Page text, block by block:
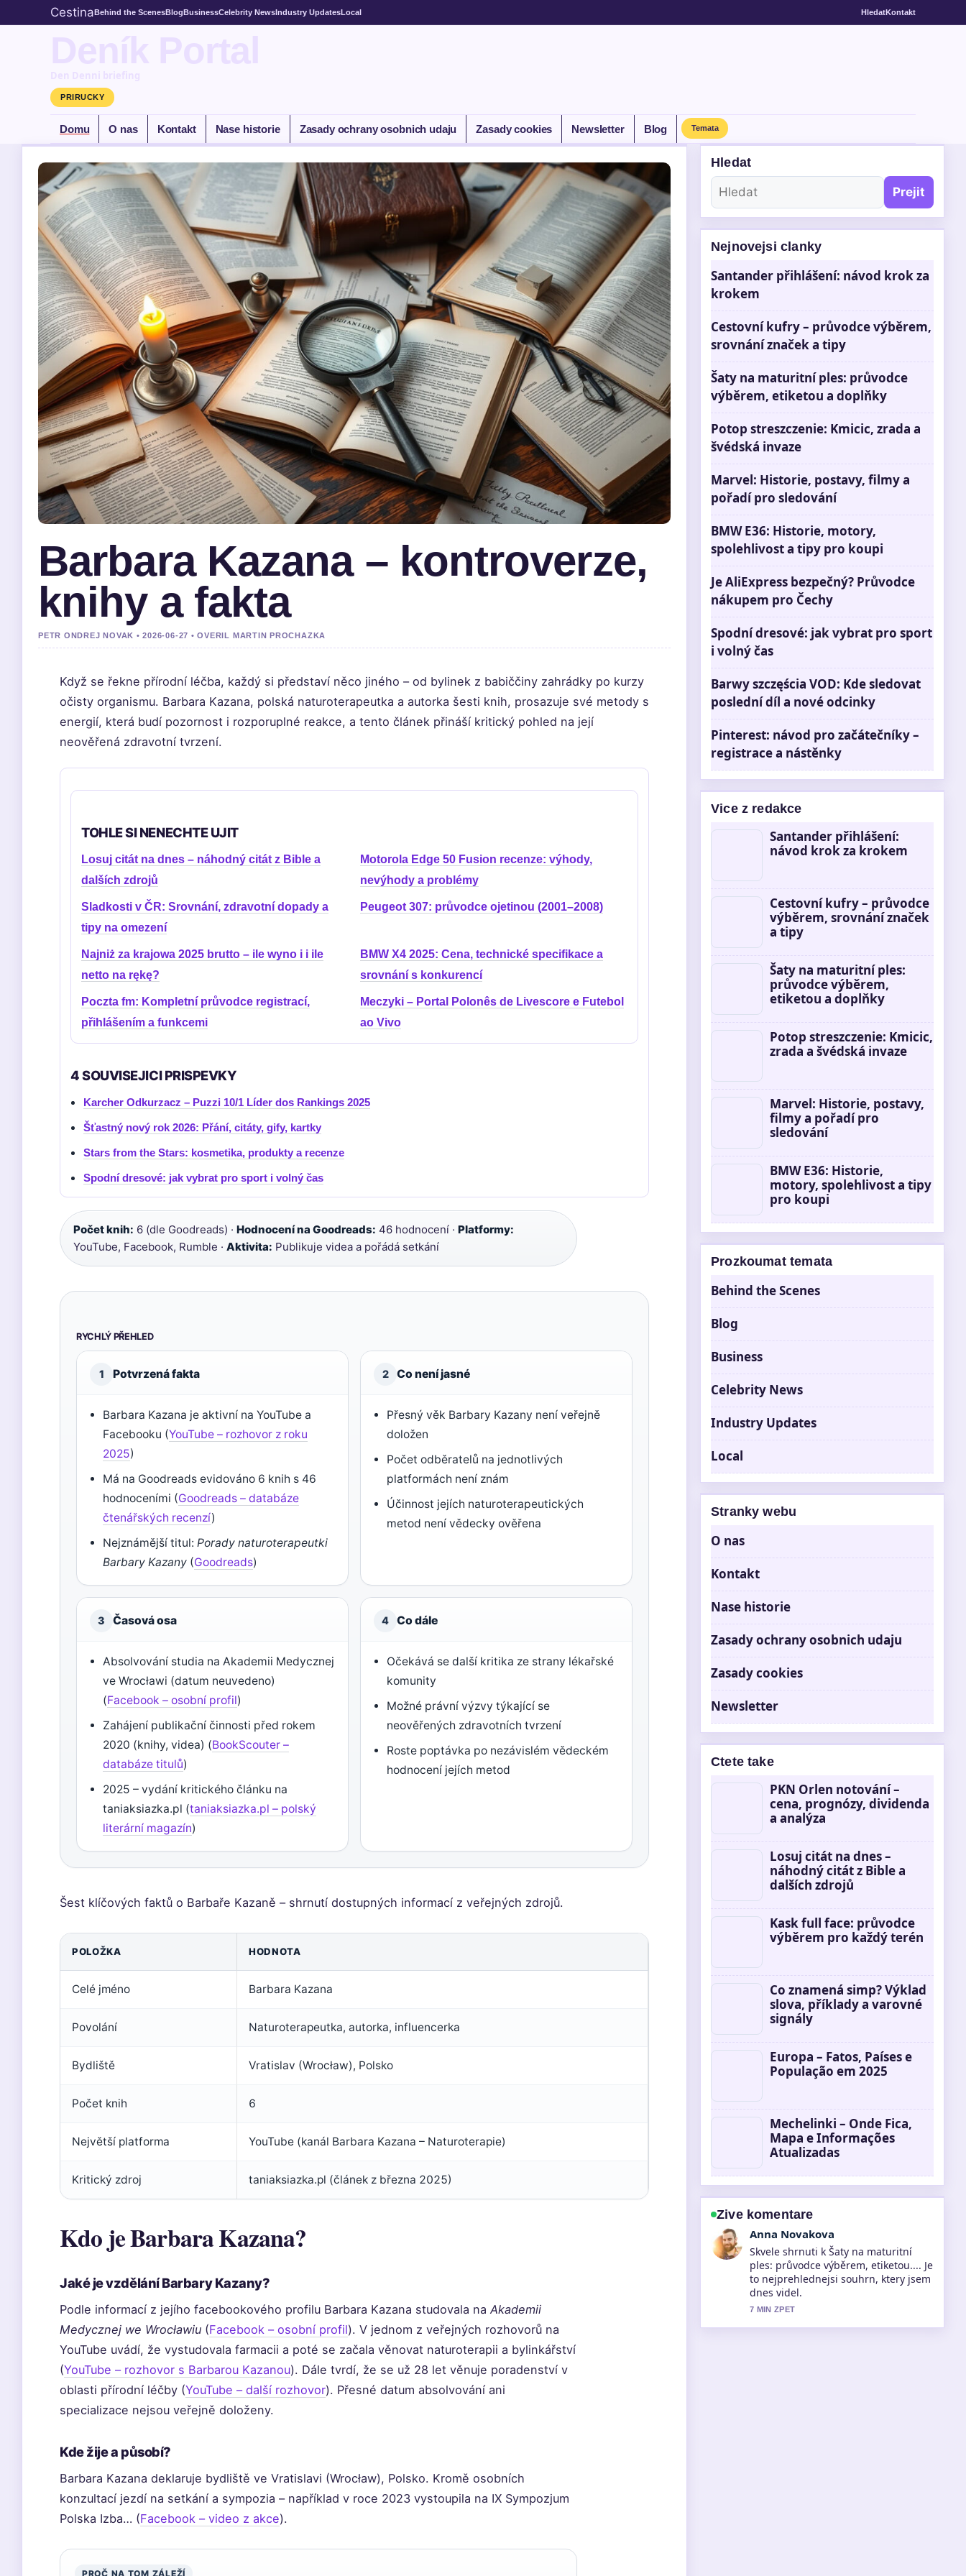
CestinaBehind the ScenesBlogBusinessCelebrity NewsIndustry UpdatesLocal HledatKontakt
Deník Portal
Den Denni briefing
PRIRUCKY
Domu O nas Kontakt Nase historie Zasady ochrany osobnich udaju Zasady cookies Newsletter Blog Temata
Barbara Kazana – kontroverze,
knihy a fakta
PETR ONDREJ NOVAK • 2026-06-27 • OVERIL MARTIN PROCHAZKA
Když se řekne přírodní léčba, každý si představí něco jiného – od bylinek z babiččiny zahrádky po kurzy
očisty organismu. Barbara Kazana, polská naturoterapeutka a autorka šesti knih, prosazuje své metody s
energií, která budí pozornost i rozporuplné reakce, a tento článek přináší kritický pohled na její
neověřená zdravotní tvrzení.
TOHLE SI NENECHTE UJIT
Losuj citát na dnes – náhodný citát z Bible a
dalších zdrojů
Motorola Edge 50 Fusion recenze: výhody,
nevýhody a problémy
Sladkosti v ČR: Srovnání, zdravotní dopady a
tipy na omezení
Peugeot 307: průvodce ojetinou (2001–2008)
Najniż za krajowa 2025 brutto – ile wyno i i ile
netto na rękę?
BMW X4 2025: Cena, technické specifikace a
srovnání s konkurencí
Poczta fm: Kompletní průvodce registrací,
přihlášením a funkcemi
Meczyki – Portal Polonês de Livescore e Futebol
ao Vivo
4 SOUVISEJICI PRISPEVKY
Karcher Odkurzacz – Puzzi 10/1 Líder dos Rankings 2025
Šťastný nový rok 2026: Přání, citáty, gify, kartky
Stars from the Stars: kosmetika, produkty a recenze
Spodní dresové: jak vybrat pro sport i volný čas
Počet knih: 6 (dle Goodreads) · Hodnocení na Goodreads: 46 hodnocení · Platformy:
YouTube, Facebook, Rumble · Aktivita: Publikuje videa a pořádá setkání
RYCHLÝ PŘEHLED
1 Potvrzená fakta
Barbara Kazana je aktivní na YouTube a
Facebooku (YouTube – rozhovor z roku
2025)
Má na Goodreads evidováno 6 knih s 46
hodnoceními (Goodreads – databáze
čtenářských recenzí)
Nejznámější titul: Porady naturoterapeutki
Barbary Kazany (Goodreads)
2 Co není jasné
Přesný věk Barbary Kazany není veřejně
doložen
Počet odběratelů na jednotlivých
platformách není znám
Účinnost jejích naturoterapeutických
metod není vědecky ověřena
3 Časová osa
Absolvování studia na Akademii Medycznej
ve Wrocławi (datum neuvedeno)
(Facebook – osobní profil)
Zahájení publikační činnosti před rokem
2020 (knihy, videa) (BookScouter –
databáze titulů)
2025 – vydání kritického článku na
taniaksiazka.pl (taniaksiazka.pl – polský
literární magazín)
4 Co dále
Očekává se další kritika ze strany lékařské
komunity
Možné právní výzvy týkající se
neověřených zdravotních tvrzení
Roste poptávka po nezávislém vědeckém
hodnocení jejích metod
Šest klíčových faktů o Barbaře Kazaně – shrnutí dostupných informací z veřejných zdrojů.
POLOŽKA HODNOTA
Celé jméno Barbara Kazana
Povolání Naturoterapeutka, autorka, influencerka
Bydliště Vratislav (Wrocław), Polsko
Počet knih 6
Největší platforma YouTube (kanál Barbara Kazana – Naturoterapie)
Kritický zdroj taniaksiazka.pl (článek z března 2025)
Kdo je Barbara Kazana?
Jaké je vzdělání Barbary Kazany?
Podle informací z jejího facebookového profilu Barbara Kazana studovala na Akademii
Medycznej we Wrocławiu (Facebook – osobní profil). V jednom z veřejných rozhovorů na
YouTube uvádí, že vystudovala farmacii a poté se začala věnovat naturoterapii a bylinkářství
(YouTube – rozhovor s Barbarou Kazanou). Dále tvrdí, že se už 28 let věnuje poradenství v
oblasti přírodní léčby (YouTube – další rozhovor). Přesné datum absolvování ani
specializace nejsou veřejně doloženy.
Kde žije a působí?
Barbara Kazana deklaruje bydliště ve Vratislavi (Wrocław), Polsko. Kromě osobních
konzultací jezdí na setkání a sympozia – například v roce 2023 vystoupila na IX Sympozjum
Polska Izba… (Facebook – video z akce).
PROČ NA TOM ZÁLEŽÍ
Hledat
Prejit
Nejnovejsi clanky
Santander přihlášení: návod krok za
krokem
Cestovní kufry – průvodce výběrem,
srovnání značek a tipy
Šaty na maturitní ples: průvodce
výběrem, etiketou a doplňky
Potop streszczenie: Kmicic, zrada a
švédská invaze
Marvel: Historie, postavy, filmy a
pořadí pro sledování
BMW E36: Historie, motory,
spolehlivost a tipy pro koupi
Je AliExpress bezpečný? Průvodce
nákupem pro Čechy
Spodní dresové: jak vybrat pro sport
i volný čas
Barwy szczęścia VOD: Kde sledovat
poslední díl a nové odcinky
Pinterest: návod pro začátečníky –
registrace a nástěnky
Vice z redakce
Santander přihlášení:
návod krok za krokem
Cestovní kufry – průvodce
výběrem, srovnání značek
a tipy
Šaty na maturitní ples:
průvodce výběrem,
etiketou a doplňky
Potop streszczenie: Kmicic,
zrada a švédská invaze
Marvel: Historie, postavy,
filmy a pořadí pro
sledování
BMW E36: Historie,
motory, spolehlivost a tipy
pro koupi
Prozkoumat temata
Behind the Scenes
Blog
Business
Celebrity News
Industry Updates
Local
Stranky webu
O nas
Kontakt
Nase historie
Zasady ochrany osobnich udaju
Zasady cookies
Newsletter
Ctete take
PKN Orlen notování –
cena, prognózy, dividenda
a analýza
Losuj citát na dnes –
náhodný citát z Bible a
dalších zdrojů
Kask full face: průvodce
výběrem pro každý terén
Co znamená simp? Výklad
slova, příklady a varovné
signály
Europa – Fatos, Países e
População em 2025
Mechelinki – Onde Fica,
Mapa e Informações
Atualizadas
Zive komentare
Tomas Svoboda
Sleduji Santander přihlášení: návod
krok za krokem pozorne a ocehuji
vyvazeny ton.
9 MIN ZPET